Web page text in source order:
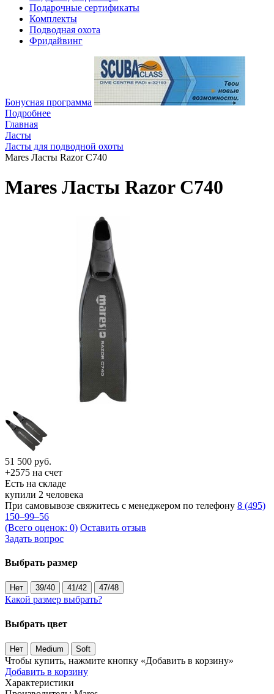
Подарочные сертификаты
Комплекты
Подводная охота
Фридайвинг
Бонусная программа
Подробнее
Главная
Ласты
Ласты для подводной охоты
Mares Ласты Razor С740
Mares Ласты Razor С740
51 500 руб.
+2575 на счет
Есть на складе
купили 2 человека
При самовывозе свяжитесь с менеджером по телефону 8 (495)
150–99–56
(Всего оценок: 0) Оставить отзыв
Задать вопрос
Выбрать размер
Нет 39/40 41/42 47/48
Какой размер выбрать?
Выбрать цвет
Нет Medium Soft
Чтобы купить, нажмите кнопку «Добавить в корзину»
Добавить в корзину
Характеристики